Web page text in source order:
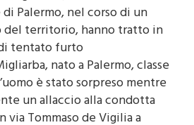
giovedì, i Carabinieri del
Palermo, nel corso di un
territorio, hanno tratto in
tentato furto
nato a Palermo, classe
è stato sorpreso mentre